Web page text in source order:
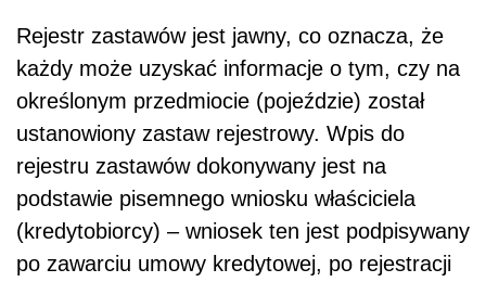
Rejestr zastawów jest jawny, co oznacza, że
każdy może uzyskać informacje o tym, czy na
określonym przedmiocie (pojeździe) został
ustanowiony zastaw rejestrowy. Wpis do
rejestru zastawów dokonywany jest na
podstawie pisemnego wniosku właściciela
(kredytobiorcy) – wniosek ten jest podpisywany
po zawarciu umowy kredytowej, po rejestracji